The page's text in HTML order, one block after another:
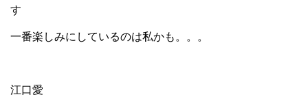
す
一番楽しみにしているのは私かも。。。
江口愛